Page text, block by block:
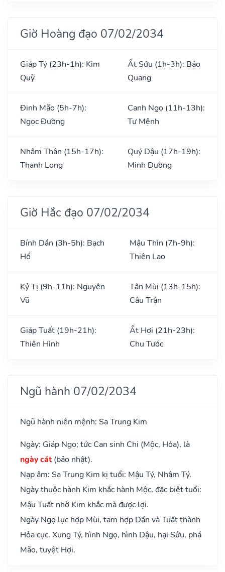
Giờ Hoàng đạo 07/02/2034
Giáp Tý (23h-1h): Kim
Quỹ
Ất Sửu (1h-3h): Bảo
Quang
Đinh Mão (5h-7h):
Ngọc Đường
Canh Ngọ (11h-13h):
Tư Mệnh
Nhâm Thân (15h-17h):
Thanh Long
Quý Dậu (17h-19h):
Minh Đường
Giờ Hắc đạo 07/02/2034
Bính Dần (3h-5h): Bạch
Hổ
Mậu Thìn (7h-9h):
Thiên Lao
Kỷ Tị (9h-11h): Nguyên
Vũ
Tân Mùi (13h-15h):
Câu Trận
Giáp Tuất (19h-21h):
Thiên Hình
Ất Hợi (21h-23h):
Chu Tước
Ngũ hành 07/02/2034
Ngũ hành niên mệnh: Sa Trung Kim
Ngày: Giáp Ngọ; tức Can sinh Chi (Mộc, Hỏa), là
ngày cát(bảo nhật).
Nạp âm: Sa Trung Kim kị tuổi: Mậu Tý, Nhâm Tý.
Ngày thuộc hành Kim khắc hành Mộc, đặc biệt tuổi:
Mậu Tuất nhờ Kim khắc mà được lợi.
Ngày Ngọ lục hợp Mùi, tam hợp Dần và Tuất thành
Hỏa cục. Xung Tý, hình Ngọ, hình Dậu, hại Sửu, phá
Mão, tuyệt Hợi.